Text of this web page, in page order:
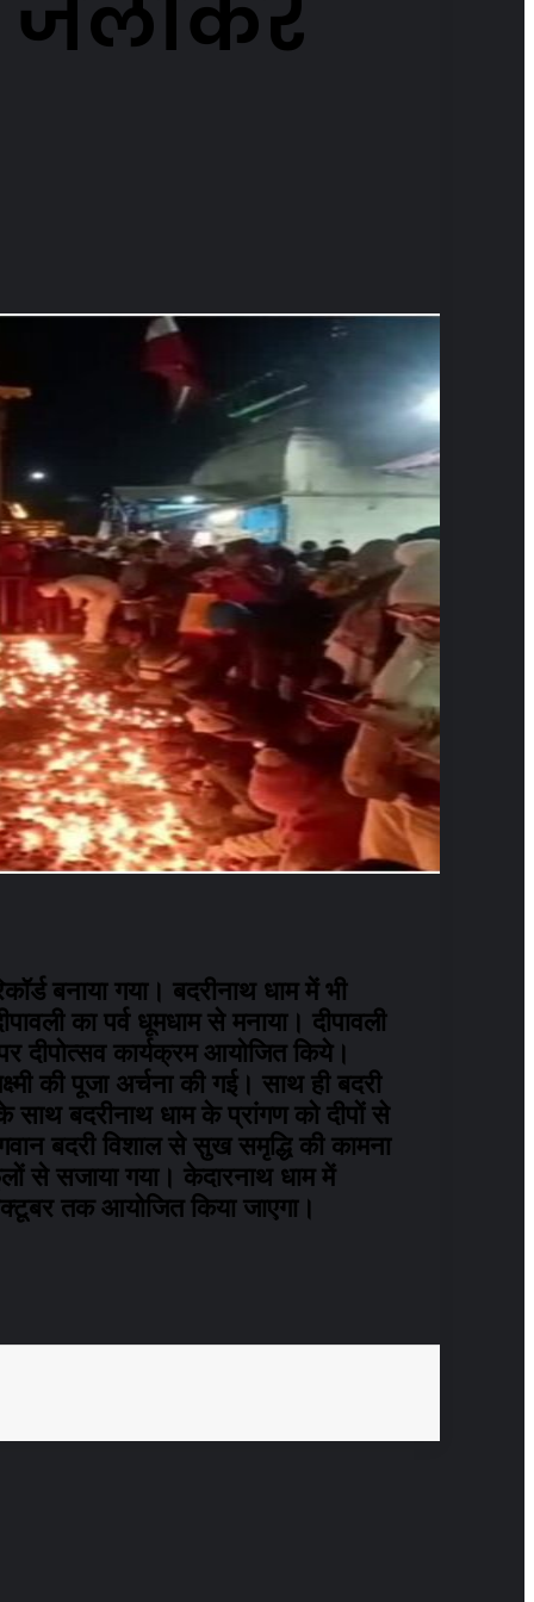
बनाया गया। बदरीनाथ धाम में भी
का पर्व धूमधाम से मनाया। दीपावली
दीपोत्सव कार्यक्रम आयोजित किये।
की पूजा अर्चना की गई। साथ ही बदरी
साथ बदरीनाथ धाम के प्रांगण को दीपों से
बदरी विशाल से सुख समृद्धि की कामना
से सजाया गया। केदारनाथ धाम में
तक आयोजित किया जाएगा।